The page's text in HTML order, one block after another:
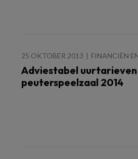
25 OKTOBER 2013 FINANCIËN
Adviestabel uurtarieven
peuterspeelzaal 2014